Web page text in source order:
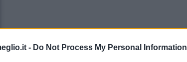
- Do Not Process My Personal Information